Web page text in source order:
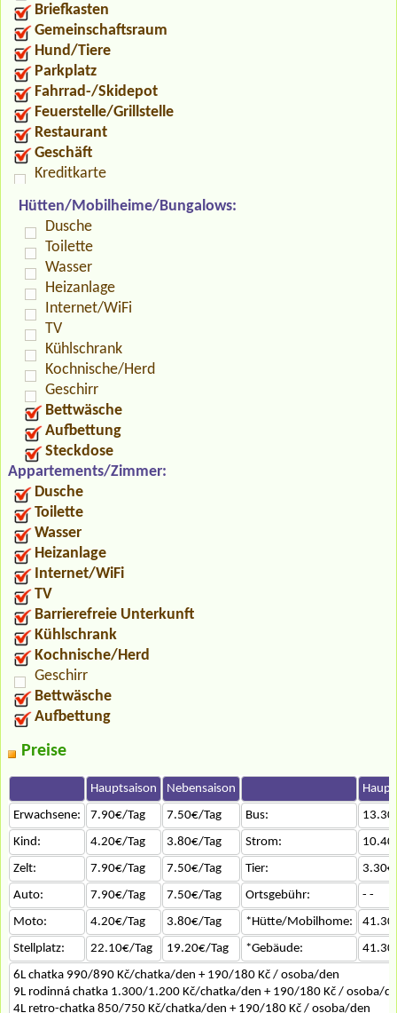
Briefkasten
Gemeinschaftsraum
Hund/Tiere
Parkplatz
Fahrrad-/Skidepot
Feuerstelle/Grillstelle
Restaurant
Geschäft
Kreditkarte
Hütten/Mobilheime/Bungalows:
Dusche
Toilette
Wasser
Heizanlage
Internet/WiFi
TV
Kühlschrank
Kochnische/Herd
Geschirr
Bettwäsche
Aufbettung
Steckdose
Appartements/Zimmer:
Dusche
Toilette
Wasser
Heizanlage
Internet/WiFi
TV
Barrierefreie Unterkunft
Kühlschrank
Kochnische/Herd
Geschirr
Bettwäsche
Aufbettung
Preise
Hauptsaison Nebensaison
Erwachsene:
7.90€/Tag 7.50€/Tag Bus:
Kind:
4.20€/Tag 3.80€/Tag Strom:
Zelt:
7.90€/Tag 7.50€/Tag Tier:
Auto:
7.90€/Tag 7.50€/Tag Ortsgebühr:
- -
Moto:
4.20€/Tag 3.80€/Tag *Hütte/Mobilhome:
Stellplatz:
22.10€/Tag 19.20€/Tag *Gebäude:
6L chatka 990/890 Kč/chatka/den + 190/180 Kč / osoba/den
9L rodinná chatka 1.300/1.200 Kč/chatka/den + 190/180 Kč / osoba/
4L retro-chatka 850/750 Kč/chatka/den + 190/180 Kč / osoba/den